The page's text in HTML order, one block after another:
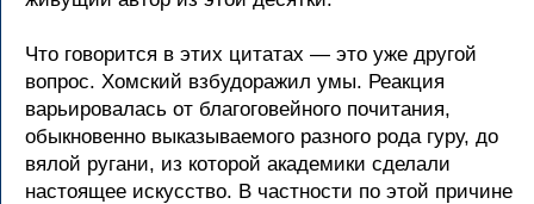
Что говорится в этих цитатах — это уже другой
вопрос. Хомский взбудоражил умы. Реакция
варьировалась от благоговейного почитания,
обыкновенно выказываемого разного рода гуру, до
вялой ругани, из которой академики сделали
настоящее искусство. В частности по этой причине